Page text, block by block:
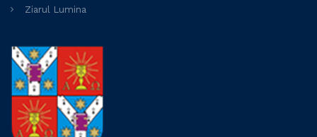
Ziarul Lumina